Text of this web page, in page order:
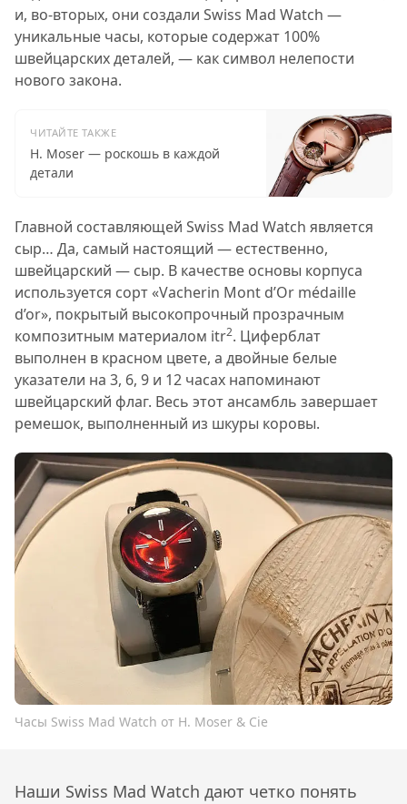
и, во-вторых, они создали Swiss Mad Watch —
уникальные часы, которые содержат 100%
швейцарских деталей, — как символ нелепости
нового закона.
ЧИТАЙТЕ ТАКЖЕ
H. Moser — роскошь в каждой
детали
Главной составляющей Swiss Mad Watch является
сыр… Да, самый настоящий — естественно,
швейцарский — сыр. В качестве основы корпуса
используется сорт «Vacherin Mont d’Or médaille
d’or», покрытый высокопрочный прозрачным
композитным материалом itr2. Циферблат
выполнен в красном цвете, а двойные белые
указатели на 3, 6, 9 и 12 часах напоминают
швейцарский флаг. Весь этот ансамбль завершает
ремешок, выполненный из шкуры коровы.
Часы Swiss Mad Watch от H. Moser & Cie
Наши Swiss Mad Watch дают четко понять